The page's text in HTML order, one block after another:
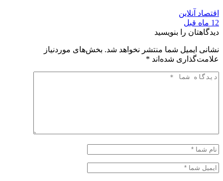
اقتصاد آنلاین
12 ماه قبل
دیدگاهتان را بنویسید
نشانی ایمیل شما منتشر نخواهد شد. بخش‌های موردنیاز
علامت‌گذاری شده‌اند *